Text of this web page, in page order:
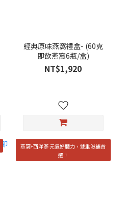
經典原味燕窩禮盒- (60克
即飲燕窩6瓶/盒)
NT$1,920
燕窩+西洋蔘 元氣好體力，雙重滋補首
選！